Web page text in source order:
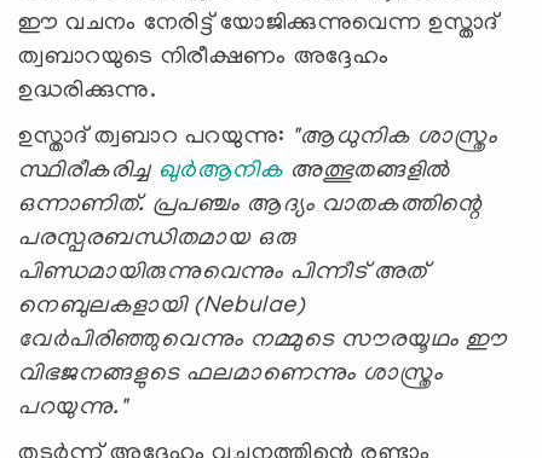
ഈ വചനം നേരിട്ട് യോജിക്കുന്നുവെന്ന ഉസ്താദ്
ത്വബാറയുടെ നിരീക്ഷണം അദ്ദേഹം
ഉദ്ധരിക്കുന്നു.
ഉസ്താദ് ത്വബാറ പറയുന്നു: "ആധുനിക ശാസ്ത്രം
സ്ഥിരീകരിച്ച ഖുർആനിക അത്ഭുതങ്ങളിൽ
ഒന്നാണിത്. പ്രപഞ്ചം ആദ്യം വാതകത്തിന്റെ
പരസ്പരബന്ധിതമായ ഒരു
പിണ്ഡമായിരുന്നുവെന്നും പിന്നീട് അത്
നെബുലകളായി (Nebulae)
വേർപിരിഞ്ഞുവെന്നും നമ്മുടെ സൗരയൂഥം ഈ
വിഭജനങ്ങളുടെ ഫലമാണെന്നും ശാസ്ത്രം
പറയുന്നു."